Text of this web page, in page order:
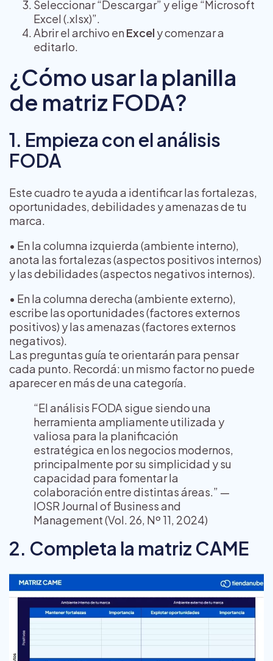
Seleccionar “Descargar” y elige “Microsoft
Excel (.xlsx)”.
Abrir el archivo enExcel y comenzar a
editarlo.
¿Cómo usar la planilla
de matriz FODA?
1. Empieza con el análisis
FODA
Este cuadro te ayuda a identificar las fortalezas,
oportunidades, debilidades y amenazas de tu
marca.
• En la columna izquierda (ambiente interno),
anota las fortalezas (aspectos positivos internos)
y las debilidades (aspectos negativos internos).
• En la columna derecha (ambiente externo),
escribe las oportunidades (factores externos
positivos) y las amenazas (factores externos
negativos).
Las preguntas guía te orientarán para pensar
cada punto. Recordá: un mismo factor no puede
aparecer en más de una categoría.
“El análisis FODA sigue siendo una
herramienta ampliamente utilizada y
valiosa para la planificación
estratégica en los negocios modernos,
principalmente por su simplicidad y su
capacidad para fomentar la
colaboración entre distintas áreas.” —
IOSR Journal of Business and
Management (Vol. 26, Nº 11, 2024)
2. Completa la matriz CAME